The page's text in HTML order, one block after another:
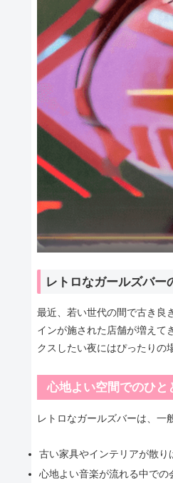
レトロなガールズバー
最近、若い世代の間で古き良
インが施された店舗が増えて
クスしたい夜にはぴったりの
心地よい空間でのひと
レトロなガールズバーは、一
古い家具やインテリアが散
心地よい音楽が流れる中での